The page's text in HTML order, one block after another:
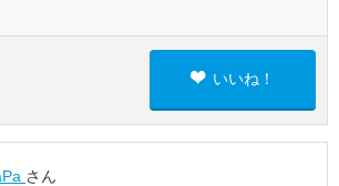
いいね！
さん